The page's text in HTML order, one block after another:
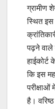
ग्रामीण
स्थित इस
पढ़ने वाले
हाईकोर्ट
कि इस
है।